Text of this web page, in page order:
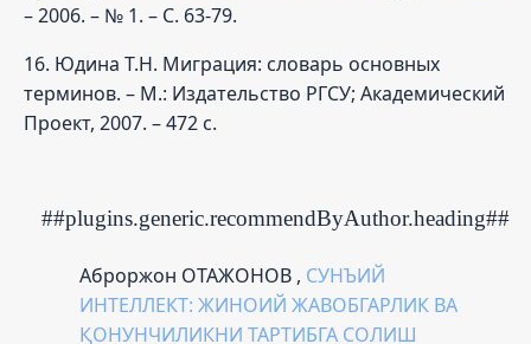
– 2006. – № 1. – С. 63-79.
16. Юдина Т.Н. Миграция: словарь основных
терминов. – М.: Издательство РГСУ; Академический
Проект, 2007. – 472 с.
##plugins.generic.recommendByAuthor.heading##
Аброржон ОТАЖОНОВ , СУНЪИЙ
ИНТEЛЛEКТ: ЖИНОИЙ ЖАВОБГАРЛИК ВА
ҚОНУНЧИЛИКНИ ТАРТИБГА СОЛИШ